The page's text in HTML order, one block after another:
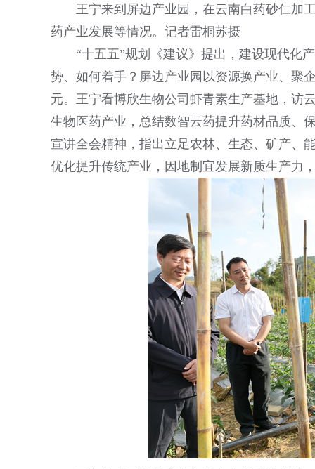
王宁来到屏边产业园，在云南白药砂仁加
药产业发展等情况。记者雷桐苏摄
“十五五”规划《建议》提出，建设现代化
势、如何着手？屏边产业园以资源换产业、聚
元。王宁看博欣生物公司虾青素生产基地，访
生物医药产业，总结数智云药提升药材品质、
宣讲全会精神，指出立足农林、生态、矿产、
优化提升传统产业，因地制宜发展新质生产力